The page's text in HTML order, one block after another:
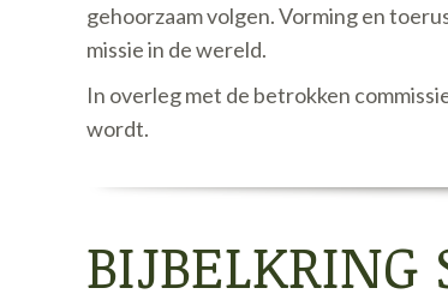
gehoorzaam volgen. Vorming en
missie in de wereld.
In overleg met de betrokken
wordt.
BIJBELKRING